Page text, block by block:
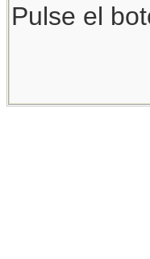
Pulse el